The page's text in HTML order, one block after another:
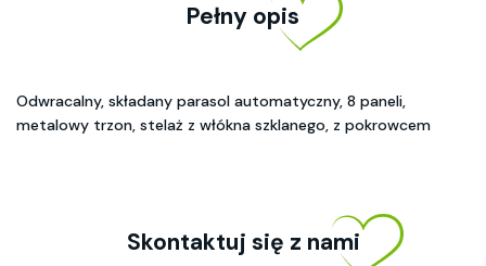
Pełny opis
Odwracalny, składany parasol automatyczny, 8 paneli,
metalowy trzon, stelaż z włókna szklanego, z pokrowcem
Skontaktuj się z nami